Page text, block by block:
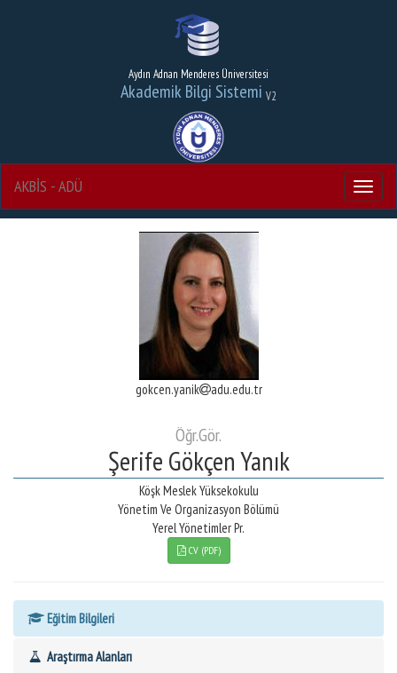
Aydın Adnan Menderes Üniversitesi
Akademik Bilgi Sistemi V2
Menu
AKBİS - ADÜ
gokcen.yanik adu.edu.tr
Öğr.Gör.
Şerife Gökçen Yanık
Köşk Meslek Yüksekokulu
Yönetim Ve Organizasyon Bölümü
Yerel Yönetimler Pr.
CV (PDF)
Eğitim Bilgileri
Araştırma Alanları